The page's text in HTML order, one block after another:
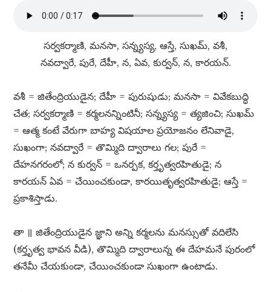
సర్వకర్మాణి, మనసా, సన్న్యస్య, ఆస్తే, సుఖమ్​, వశీ,
నవద్వారే, పురే, దేహీ, న, ఏవ, కుర్వన్​, న, కారయన్​.
వశీ = జితేంద్రియుడైన; దేహీ = పురుషుడు; మనసా = వివేకబుద్ధి
చేత; సర్వకర్మాణి = కర్మలనన్నింటినీ; సన్న్యస్య = త్యజించి; సుఖమ్​
= ఆత్మ కంటే వేరుగా బాహ్య విషయాల ప్రయోజనం లేనివాడై,
సుఖంగా; నవద్వారే = తొమ్మిది ద్వారాలు గల; పురే =
దేహనగరంలో; న కుర్వన్​ = ఒనర్పక, కర్తృత్వరహితుడై; న
కారయన్​ ఏవ = చేయించకుండా, కారయితృత్వరహితుడై; ఆస్తే =
ప్రకాశిస్తాడు.
తా ॥ జితేంద్రియుడైన జ్ఞాని అన్ని కర్మలను మనస్సుతో వదిలేసి
(కర్తృత్వ భావన వీడి), తొమ్మిది ద్వారాలున్న ఈ దేహమనే పురంలో
తనేమీ చేయకుండా, చేయించకుండా సుఖంగా ఉంటాడు.